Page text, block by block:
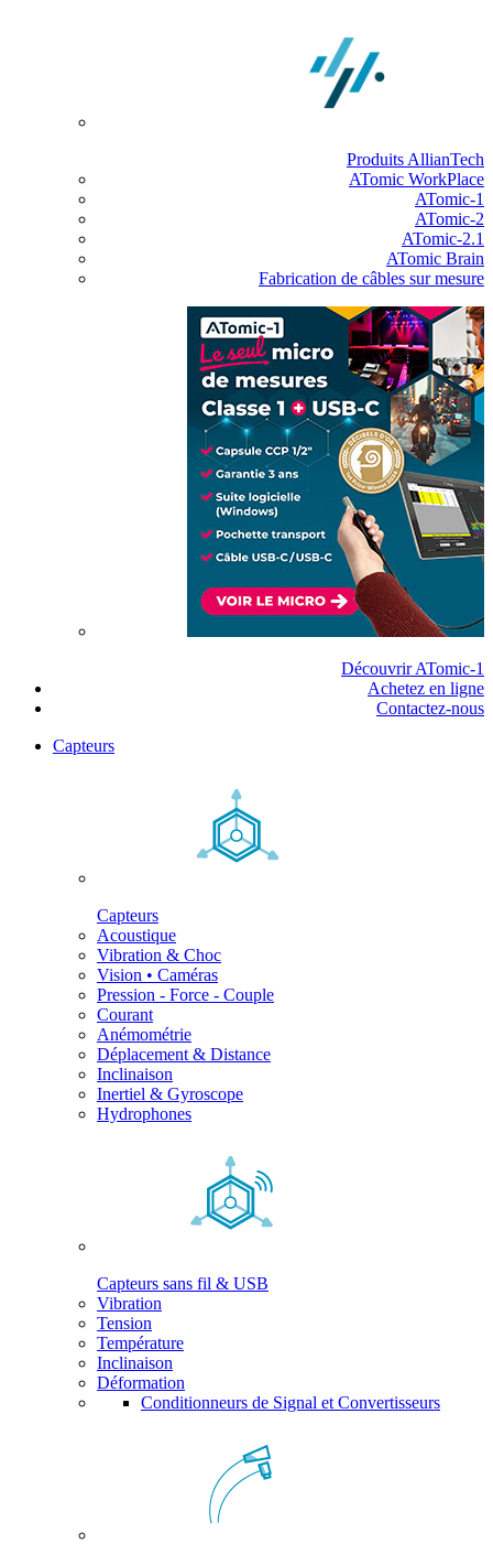
Produits AllianTech
ATomic WorkPlace
ATomic-1
ATomic-2
ATomic-2.1
ATomic Brain
Fabrication de câbles sur mesure
Découvrir ATomic-1
Achetez en ligne
Contactez-nous
Capteurs
Capteurs
Acoustique
Vibration & Choc
Vision • Caméras
Pression - Force - Couple
Courant
Anémométrie
Déplacement & Distance
Inclinaison
Inertiel & Gyroscope
Hydrophones
Capteurs sans fil & USB
Vibration
Tension
Température
Inclinaison
Déformation
Conditionneurs de Signal et Convertisseurs